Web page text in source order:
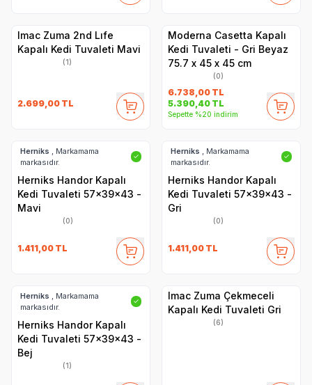
Imac Zuma 2nd Lıfe
Kapalı Kedi Tuvaleti Mavi
(1)
2.699,00 TL
Moderna Casetta Kapalı
Kedi Tuvaleti - Gri Beyaz
75.7 x 45 x 45 cm
(0)
6.738,00 TL
5.390,40 TL
Sepette %20 indirim
Herniks
, Markamama
markasıdır.
✓
Herniks Handor Kapalı
Kedi Tuvaleti 57x39x43 -
Mavi
(0)
1.411,00 TL
Herniks
, Markamama
markasıdır.
✓
Herniks Handor Kapalı
Kedi Tuvaleti 57x39x43 -
Gri
(0)
1.411,00 TL
Herniks
, Markamama
markasıdır.
✓
Herniks Handor Kapalı
Kedi Tuvaleti 57x39x43 -
Bej
(1)
Imac Zuma Çekmeceli
Kapalı Kedi Tuvaleti Gri
(6)